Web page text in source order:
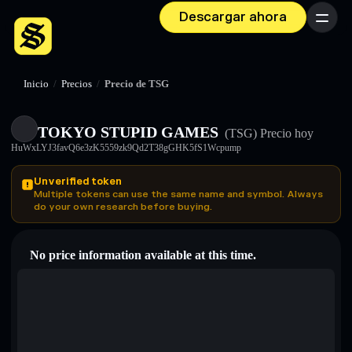
Descargar ahora Menú
Inicio / Precios / Precio de TSG
TOKYO STUPID GAMES (TSG) Precio hoy
HuWxLYJ3favQ6e3zK5559zk9Qd2T38gGHK5fS1Wcpump
Unverified token
Multiple tokens can use the same name and symbol. Always
do your own research before buying.
No price information available at this time.